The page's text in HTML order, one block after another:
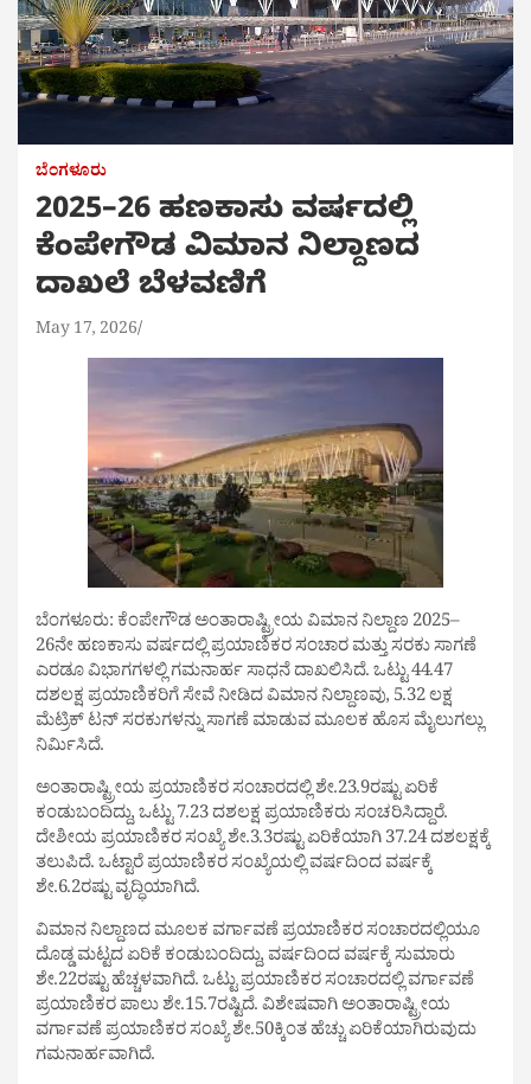
ಬೆಂಗಳೂರು
2025–26 ಹಣಕಾಸು ವರ್ಷದಲ್ಲಿ
ಕೆಂಪೇಗೌಡ ವಿಮಾನ ನಿಲ್ದಾಣದ
ದಾಖಲೆ ಬೆಳವಣಿಗೆ
May 17, 2026
ಬೆಂಗಳೂರು: ಕೆಂಪೇಗೌಡ ಅಂತಾರಾಷ್ಟ್ರೀಯ ವಿಮಾನ ನಿಲ್ದಾಣ 2025–
26ನೇ ಹಣಕಾಸು ವರ್ಷದಲ್ಲಿ ಪ್ರಯಾಣಿಕರ ಸಂಚಾರ ಮತ್ತು ಸರಕು ಸಾಗಣೆ
ಎರಡೂ ವಿಭಾಗಗಳಲ್ಲಿ ಗಮನಾರ್ಹ ಸಾಧನೆ ದಾಖಲಿಸಿದೆ. ಒಟ್ಟು 44.47
ದಶಲಕ್ಷ ಪ್ರಯಾಣಿಕರಿಗೆ ಸೇವೆ ನೀಡಿದ ವಿಮಾನ ನಿಲ್ದಾಣವು, 5.32 ಲಕ್ಷ
ಮೆಟ್ರಿಕ್ ಟನ್ ಸರಕುಗಳನ್ನು ಸಾಗಣೆ ಮಾಡುವ ಮೂಲಕ ಹೊಸ ಮೈಲುಗಲ್ಲು
ನಿರ್ಮಿಸಿದೆ.
ಅಂತಾರಾಷ್ಟ್ರೀಯ ಪ್ರಯಾಣಿಕರ ಸಂಚಾರದಲ್ಲಿ ಶೇ.23.9ರಷ್ಟು ಏರಿಕೆ
ಕಂಡುಬಂದಿದ್ದು, ಒಟ್ಟು 7.23 ದಶಲಕ್ಷ ಪ್ರಯಾಣಿಕರು ಸಂಚರಿಸಿದ್ದಾರೆ.
ದೇಶೀಯ ಪ್ರಯಾಣಿಕರ ಸಂಖ್ಯೆ ಶೇ.3.3ರಷ್ಟು ಏರಿಕೆಯಾಗಿ 37.24 ದಶಲಕ್ಷಕ್ಕೆ
ತಲುಪಿದೆ. ಒಟ್ಟಾರೆ ಪ್ರಯಾಣಿಕರ ಸಂಖ್ಯೆಯಲ್ಲಿ ವರ್ಷದಿಂದ ವರ್ಷಕ್ಕೆ
ಶೇ.6.2ರಷ್ಟು ವೃದ್ಧಿಯಾಗಿದೆ.
ವಿಮಾನ ನಿಲ್ದಾಣದ ಮೂಲಕ ವರ್ಗಾವಣೆ ಪ್ರಯಾಣಿಕರ ಸಂಚಾರದಲ್ಲಿಯೂ
ದೊಡ್ಡ ಮಟ್ಟದ ಏರಿಕೆ ಕಂಡುಬಂದಿದ್ದು, ವರ್ಷದಿಂದ ವರ್ಷಕ್ಕೆ ಸುಮಾರು
ಶೇ.22ರಷ್ಟು ಹೆಚ್ಚಳವಾಗಿದೆ. ಒಟ್ಟು ಪ್ರಯಾಣಿಕರ ಸಂಚಾರದಲ್ಲಿ ವರ್ಗಾವಣೆ
ಪ್ರಯಾಣಿಕರ ಪಾಲು ಶೇ.15.7ರಷ್ಟಿದೆ. ವಿಶೇಷವಾಗಿ ಅಂತಾರಾಷ್ಟ್ರೀಯ
ವರ್ಗಾವಣೆ ಪ್ರಯಾಣಿಕರ ಸಂಖ್ಯೆ ಶೇ.50ಕ್ಕಿಂತ ಹೆಚ್ಚು ಏರಿಕೆಯಾಗಿರುವುದು
ಗಮನಾರ್ಹವಾಗಿದೆ.